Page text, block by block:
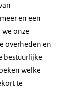
en een
onze
overheden en
bestuurlijke
welke
te